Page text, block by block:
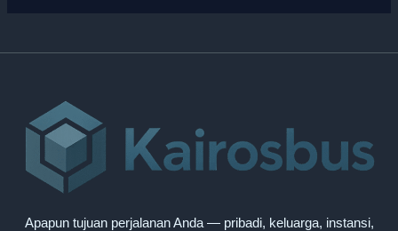
Apapun tujuan perjalanan Anda — pribadi, keluarga, instansi,